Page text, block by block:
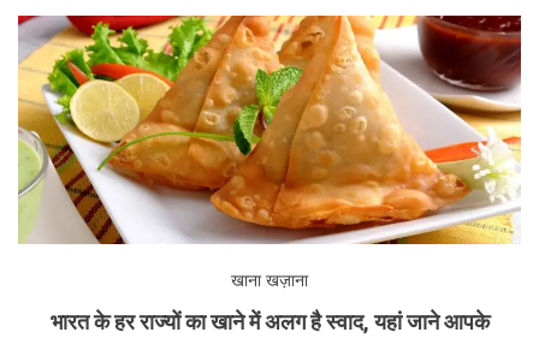
खाना खज़ाना
भारत के हर राज्यों का खाने में अलग है स्वाद, यहां जाने आपके